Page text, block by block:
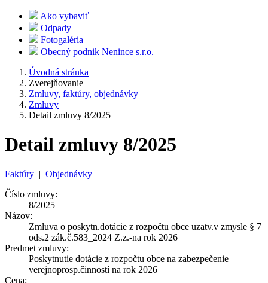
Ako vybaviť
Odpady
Fotogaléria
Obecný podnik Nenince s.r.o.
Úvodná stránka
Zverejňovanie
Zmluvy, faktúry, objednávky
Zmluvy
Detail zmluvy 8/2025
Detail zmluvy 8/2025
Faktúry | Objednávky
Číslo zmluvy:
8/2025
Názov:
Zmluva o poskytn.dotácie z rozpočtu obce uzatv.v zmysle § 7
ods.2 zák.č.583_2024 Z.z.-na rok 2026
Predmet zmluvy:
Poskytnutie dotácie z rozpočtu obce na zabezpečenie
verejnoprosp.činností na rok 2026
Cena: